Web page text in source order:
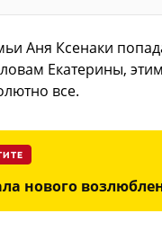
Аня Ксенаки
Екатерины,
все.
нового